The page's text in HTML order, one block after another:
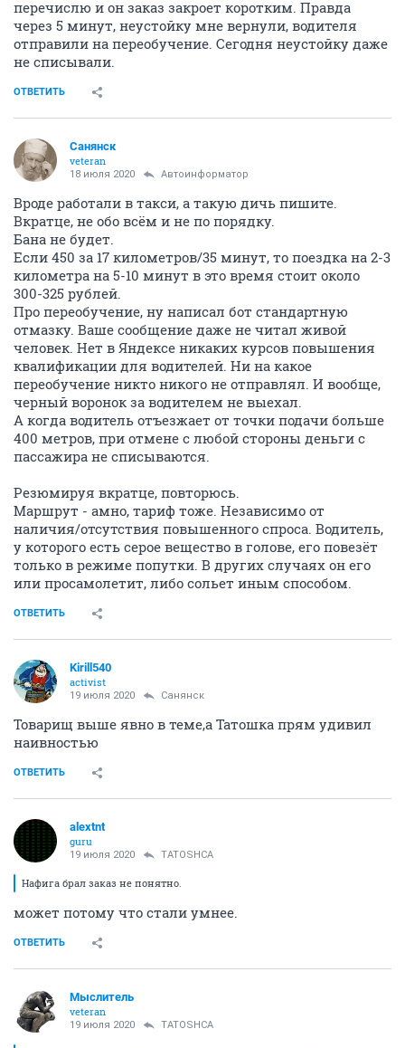
перечислю и он заказ закроет коротким. Правда
через 5 минут, неустойку мне вернули, водителя
отправили на переобучение. Сегодня неустойку даже
не списывали.
ОТВЕТИТЬ
Санянск
veteran
18 июля 2020 Автоинформатор
Вроде работали в такси, а такую дичь пишите.
Вкратце, не обо всём и не по порядку.
Бана не будет.
Если 450 за 17 километров/35 минут, то поездка на 2-3
километра на 5-10 минут в это время стоит около
300-325 рублей.
Про переобучение, ну написал бот стандартную
отмазку. Ваше сообщение даже не читал живой
человек. Нет в Яндексе никаких курсов повышения
квалификации для водителей. Ни на какое
переобучение никто никого не отправлял. И вообще,
черный воронок за водителем не выехал.
А когда водитель отъезжает от точки подачи больше
400 метров, при отмене с любой стороны деньги с
пассажира не списываются.
Резюмируя вкратце, повторюсь.
Маршрут - амно, тариф тоже. Независимо от
наличия/отсутствия повышенного спроса. Водитель,
у которого есть серое вещество в голове, его повезёт
только в режиме попутки. В других случаях он его
или просамолетит, либо сольет иным способом.
ОТВЕТИТЬ
Kirill540
activist
19 июля 2020 Санянск
Товарищ выше явно в теме,а Татошка прям удивил
наивностью
ОТВЕТИТЬ
alextnt
guru
19 июля 2020 TATOSHCA
Нафига брал заказ не понятно.
может потому что стали умнее.
ОТВЕТИТЬ
Мыслитель
veteran
19 июля 2020 TATOSHCA